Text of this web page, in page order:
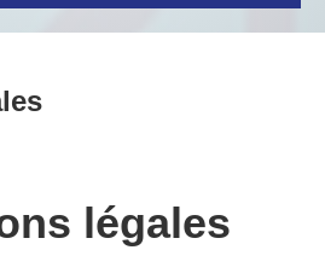
légales